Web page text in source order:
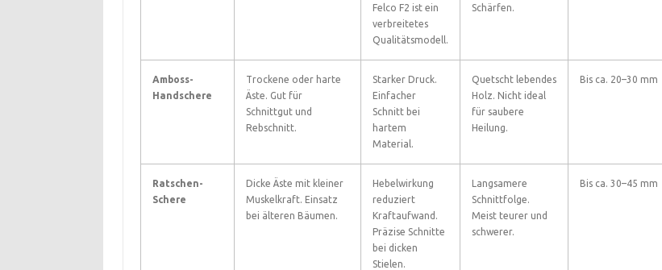
Felco F2 ist ein
verbreitetes
Qualitätsmodell.
Schärfen.
Amboss-
Handschere
Trockene oder harte
Äste. Gut für
Schnittgut und
Rebschnitt.
Starker Druck.
Einfacher
Schnitt bei
hartem
Material.
Quetscht lebendes
Holz. Nicht ideal
für saubere
Heilung.
Bis ca. 20–30 mm
Ratschen-
Schere
Dicke Äste mit kleiner
Muskelkraft. Einsatz
bei älteren Bäumen.
Hebelwirkung
reduziert
Kraftaufwand.
Präzise Schnitte
bei dicken
Stielen.
Langsamere
Schnittfolge.
Meist teurer und
schwerer.
Bis ca. 30–45 mm